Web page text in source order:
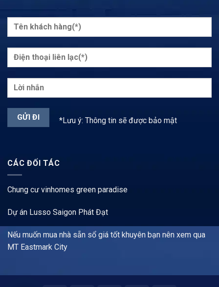
*Lưu ý: Thông tin sẽ được bảo mật
CÁC ĐỐI TÁC
Chung cư vinhomes green paradise
Dự án Lusso Saigon Phát Đạt
Nếu muốn mua nhà sẵn sổ giá tốt khuyên bạn nên xem qua
MT Eastmark City